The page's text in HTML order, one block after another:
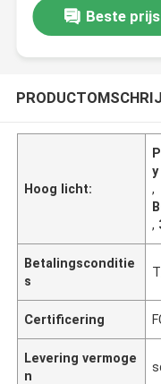
Beste prijs
Hoog licht:
y
,
,
Betalingsconditie
s
Certificering
Levering vermoge
n